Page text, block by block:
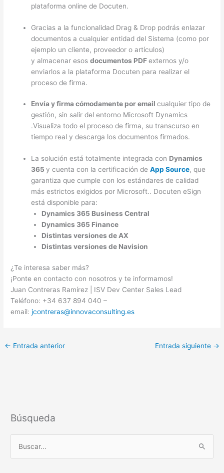
plataforma online de Docuten.
Gracias a la funcionalidad Drag & Drop podrás enlazar
documentos a cualquier entidad del Sistema (como por
ejemplo un cliente, proveedor o artículos)
y almacenar esosdocumentos PDFexternos y/o
enviarlos a la plataforma Docuten para realizar el
proceso de firma.
Envía y firma cómodamente por emailcualquier tipo de
gestión, sin salir del entorno Microsoft Dynamics
.Visualiza todo el proceso de firma, su transcurso en
tiempo real y descarga los documentos firmados.
La solución está totalmente integrada con Dynamics
365y cuenta con la certificación deApp Source, que
garantiza que cumple con los estándares de calidad
más estrictos exigidos por Microsoft.. Docuten eSign
está disponible para:
Dynamics 365 Business Central
Dynamics 365 Finance
Distintas versiones de AX
Distintas versiones de Navision
¿Te interesa saber más?
¡Ponte en contacto con nosotros y te informamos!
Juan Contreras Ramírez | ISV Dev Center Sales Lead
Teléfono: +34 637 894 040 –
email:jcontreras@innovaconsulting.es
← Entrada anterior Entrada siguiente →
Búsqueda